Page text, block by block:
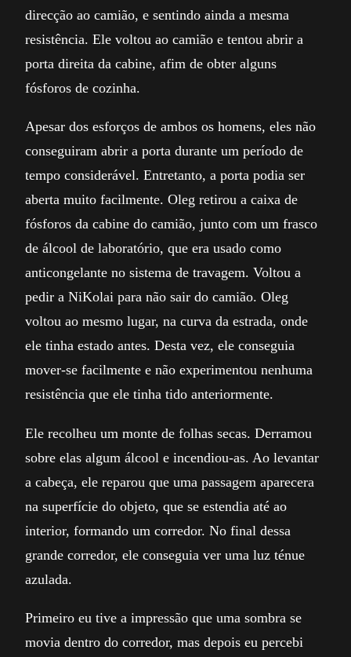
direcção ao camião, e sentindo ainda a mesma
resistência. Ele voltou ao camião e tentou abrir a
porta direita da cabine, afim de obter alguns
fósforos de cozinha.
Apesar dos esforços de ambos os homens, eles não
conseguiram abrir a porta durante um período de
tempo considerável. Entretanto, a porta podia ser
aberta muito facilmente. Oleg retirou a caixa de
fósforos da cabine do camião, junto com um frasco
de álcool de laboratório, que era usado como
anticongelante no sistema de travagem. Voltou a
pedir a NiKolai para não sair do camião. Oleg
voltou ao mesmo lugar, na curva da estrada, onde
ele tinha estado antes. Desta vez, ele conseguia
mover-se facilmente e não experimentou nenhuma
resistência que ele tinha tido anteriormente.
Ele recolheu um monte de folhas secas. Derramou
sobre elas algum álcool e incendiou-as. Ao levantar
a cabeça, ele reparou que uma passagem aparecera
na superfície do objeto, que se estendia até ao
interior, formando um corredor. No final dessa
grande corredor, ele conseguia ver uma luz ténue
azulada.
Primeiro eu tive a impressão que uma sombra se
movia dentro do corredor, mas depois eu percebi